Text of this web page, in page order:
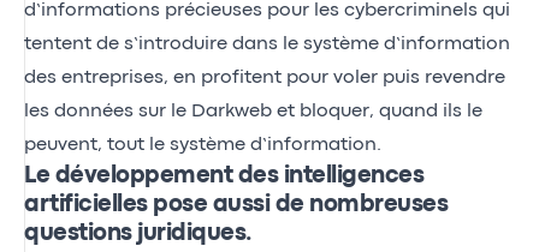
d’informations précieuses pour les cybercriminels qui
tentent de s’introduire dans le système d’information
des entreprises, en profitent pour voler puis revendre
les données sur le Darkweb et bloquer, quand ils le
peuvent, tout le système d’information.
Le développement des intelligences
artificielles pose aussi de nombreuses
questions juridiques.